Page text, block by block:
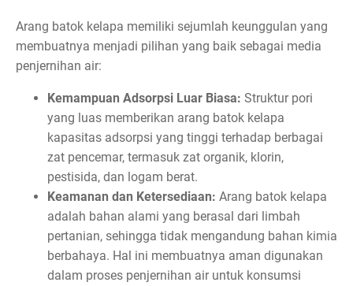
Arang batok kelapa memiliki sejumlah keunggulan yang
membuatnya menjadi pilihan yang baik sebagai media
penjernihan air:
Kemampuan Adsorpsi Luar Biasa: Struktur pori
yang luas memberikan arang batok kelapa
kapasitas adsorpsi yang tinggi terhadap berbagai
zat pencemar, termasuk zat organik, klorin,
pestisida, dan logam berat.
Keamanan dan Ketersediaan: Arang batok kelapa
adalah bahan alami yang berasal dari limbah
pertanian, sehingga tidak mengandung bahan kimia
berbahaya. Hal ini membuatnya aman digunakan
dalam proses penjernihan air untuk konsumsi